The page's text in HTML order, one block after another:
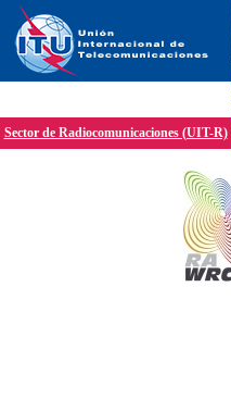
Sector de Radiocomunicaciones (UIT-R)